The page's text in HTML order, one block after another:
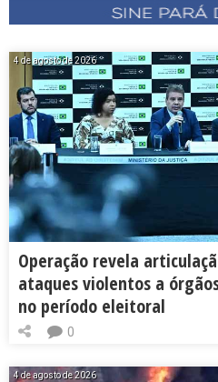
4 de agosto de 2026
Operação revela
ataques violentos a
no período eleitoral
0
4 de agosto de 2026